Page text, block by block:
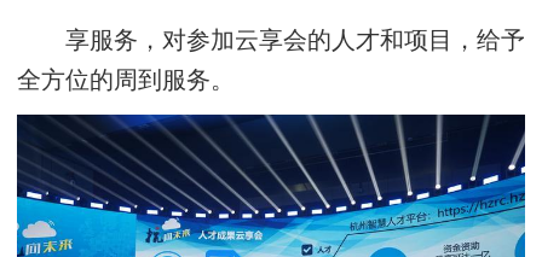
享服务，对参加云享会的人才和项目，给予
全方位的周到服务。